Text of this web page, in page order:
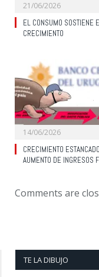
21/06/2026
EL CONSUMO SOSTIENE
CRECIMIENTO
14/06/2026
CRECIMIENTO
AUMENTO DE INGRESOS
Comments are
TE LA DIBUJO